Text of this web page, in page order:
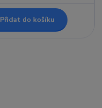
Přidat do košíku